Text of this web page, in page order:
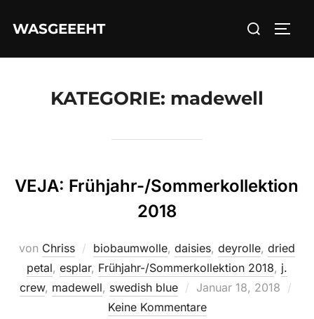
InhaltWASGEEEHT
Suchen
KATEGORIE: madewell
VEJA: Frühjahr-/Sommerkollektion
2018
von Chriss biobaumwolle, daisies, deyrolle, dried
petal, esplar, Frühjahr-/Sommerkollektion 2018, j.
crew, madewell, swedish blue
Veröffentlicht
am
Januar 18, 2018
Keine Kommentare